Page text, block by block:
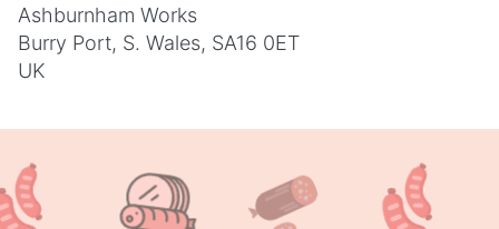
Ashburnham Works
Burry Port, S. Wales, SA16 0ET
UK